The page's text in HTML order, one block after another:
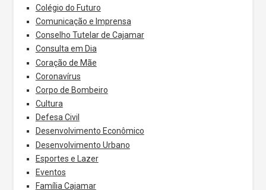
Colégio do Futuro
Comunicação e Imprensa
Conselho Tutelar de Cajamar
Consulta em Dia
Coração de Mãe
Coronavírus
Corpo de Bombeiro
Cultura
Defesa Civil
Desenvolvimento Econômico
Desenvolvimento Urbano
Esportes e Lazer
Eventos
Família Cajamar